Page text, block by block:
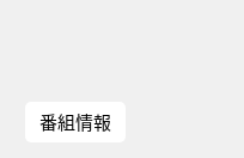
番組情報